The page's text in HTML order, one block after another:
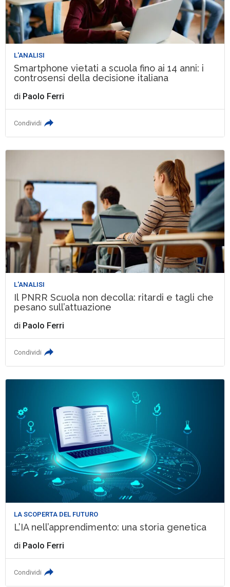
L'ANALISI
Smartphone vietati a scuola fino ai 14 anni: i
controsensi della decisione italiana
di Paolo Ferri
Condividi
L'ANALISI
Il PNRR Scuola non decolla: ritardi e tagli che
pesano sull’attuazione
di Paolo Ferri
Condividi
LA SCOPERTA DEL FUTURO
L’IA nell’apprendimento: una storia genetica
di Paolo Ferri
Condividi